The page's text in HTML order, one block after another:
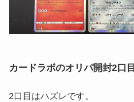
カードラボのオリパ開封2口目
2口目はハズレです。